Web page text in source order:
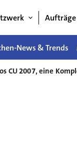
Aufträge
News & Trends
CU 2007, eine